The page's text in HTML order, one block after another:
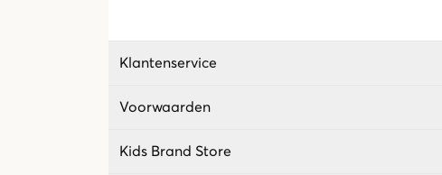
Klantenservice
Voorwaarden
Kids Brand Store